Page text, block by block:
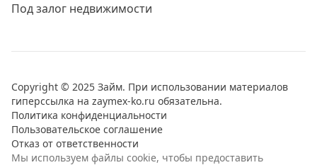
Под залог недвижимости
Copyright © 2025 Займ. При использовании материалов
гиперссылка на zaymex-ko.ru обязательна.
Политика конфиденциальности
Пользовательское соглашение
Отказ от ответственности
Мы используем файлы cookie, чтобы предоставить